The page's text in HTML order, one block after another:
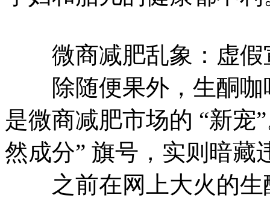
微商减肥乱象：虚假
除随便果外，生酮咖
是微商减肥市场的 “新宠
然成分” 旗号，实则暗藏
之前在网上大火的生